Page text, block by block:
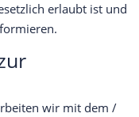
erlaubt ist und
wir mit dem /